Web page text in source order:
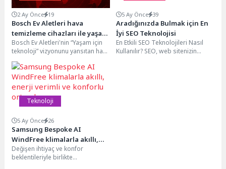
2 Ay Önce 19
Bosch Ev Aletleri hava
temizleme cihazları ile yaşam
alanlarına taze bir nefes
Bosch Ev Aletleri'nin “Yaşam için
teknoloji” vizyonunu yansıtan hava
temizleme cihazları, ortamdaki
havayı etkili bir...
5 Ay Önce 39
Aradığınızda Bulmak için En
İyi SEO Teknolojisi
En Etkili SEO Teknolojileri Nasıl
Kullanılır? SEO, web sitenizin
Teknoloji
5 Ay Önce 26
Samsung Bespoke AI
WindFree klimalarla akıllı,
enerji verimli ve konforlu
ortamlar
Değişen ihtiyaç ve konfor
beklentileriyle birlikte